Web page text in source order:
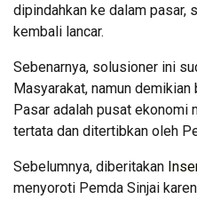
dipindahkan ke dalam pasar,
kembali lancar.
Sebenarnya, solusioner ini
Masyarakat, namun
Pasar adalah pusat ekonomi
tertata dan ditertibkan oleh
Sebelumnya, diberitakan
menyoroti Pemda Sinjai